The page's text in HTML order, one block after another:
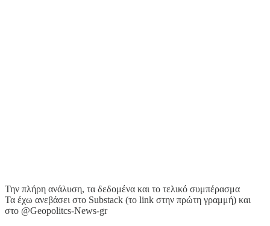
Την πλήρη ανάλυση, τα δεδομένα και το τελικό συμπέρασμα
Τα έχω ανεβάσει στο Substack (το link στην πρώτη γραμμή) και
στο @Geopolitcs-News-gr